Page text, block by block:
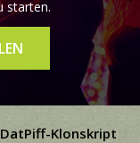
starten.
DatPiff-Klonskript